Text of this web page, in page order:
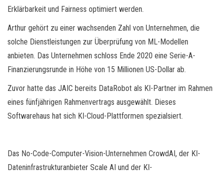
Erklärbarkeit und Fairness optimiert werden.
Arthur gehört zu einer wachsenden Zahl von Unternehmen, die
solche Dienstleistungen zur Überprüfung von ML-Modellen
anbieten. Das Unternehmen schloss Ende 2020 eine Serie-A-
Finanzierungsrunde in Höhe von 15 Millionen US-Dollar ab.
Zuvor hatte das JAIC bereits DataRobot als KI-Partner im Rahmen
eines fünfjährigen Rahmenvertrags ausgewählt. Dieses
Softwarehaus hat sich KI-Cloud-Plattformen spezialsiert.
Das No-Code-Computer-Vision-Unternehmen CrowdAI, der KI-
Dateninfrastrukturanbieter Scale AI und der KI-